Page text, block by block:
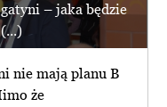
– jaka będzie
nie mają planu B
że